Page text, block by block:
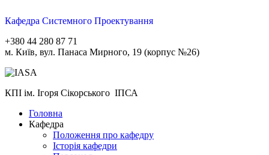
Кафедра Системного Проектування
+380 44 280 87 71
м. Київ, вул. Панаса Мирного, 19 (корпус №26)
КПІ ім. Ігоря Сікорського ІПСА
Головна
Кафедра
Положення про кафедру
Історія кафедри